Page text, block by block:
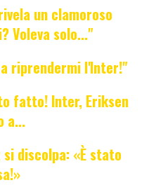
un clamoroso
Voleva solo..."
riprendermi l'Inter!"
fatto! Inter, Eriksen
a...
discolpa: «È stato